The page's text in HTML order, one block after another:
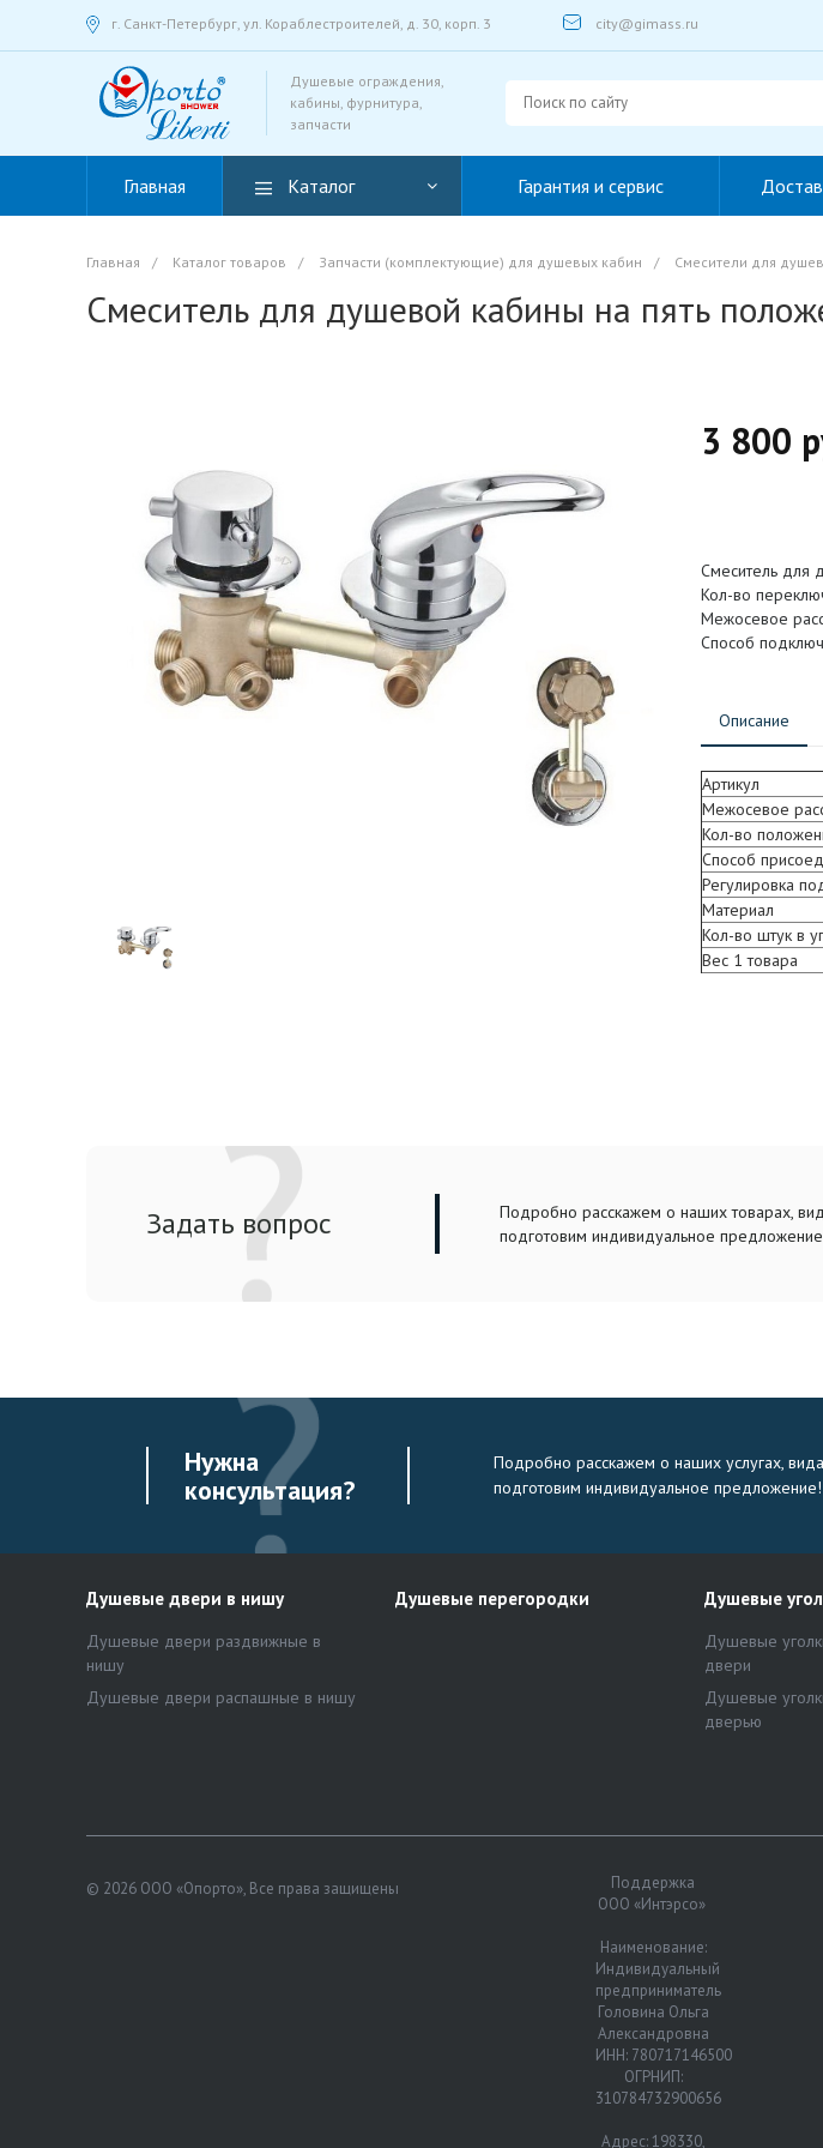
г. Санкт-Петербург, ул. Кораблестроителей, д. 30, корп. 3 city@gimass.ru
Душевые ограждения,
кабины, фурнитура,
запчасти
Главная Каталог Гарантия и сервис
Главная / Каталог товаров / Запчасти (комплектующие) для душевых кабин / Смесители для
Смеситель для душевой кабины на пять
3 800
Смеситель для
Кол-во
Межосевое
Способ
Описание
Артикул
Межосевое
Кол-во
Способ
Регулировка
Материал
Кол-во штук в
Вес 1 товара
Задать вопрос
Подробно расскажем о наших товарах,
подготовим индивидуальное
Нужна
консультация?
Подробно расскажем о наших услугах,
подготовим индивидуальное предложение!
Душевые двери в нишу
Душевые двери раздвижные в
нишу
Душевые двери распашные в нишу
Душевые перегородки Душевые
Душевые
двери
Душевые
дверью
© 2026 ООО «Опорто», Все права защищены
Поддержка
ООО «Интэрсо»
Наименование:
Индивидуальный
предприниматель
Головина Ольга
Александровна
ИНН: 780717146500
ОГРНИП:
310784732900656
Адрес: 198330,